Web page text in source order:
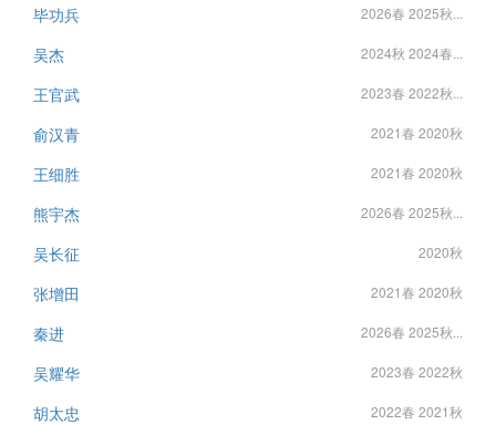
毕功兵 2026春 2025秋...
吴杰 2024秋 2024春...
王官武 2023春 2022秋...
俞汉青 2021春 2020秋
王细胜 2021春 2020秋
熊宇杰 2026春 2025秋...
吴长征 2020秋
张增田 2021春 2020秋
秦进 2026春 2025秋...
吴耀华 2023春 2022秋
胡太忠 2022春 2021秋